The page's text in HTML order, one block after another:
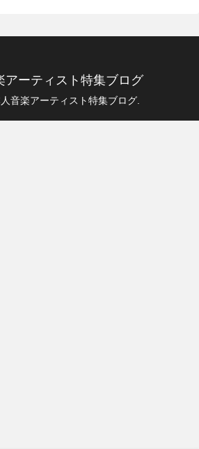
アーティスト特集ブログ
音楽アーティスト特集ブログ.